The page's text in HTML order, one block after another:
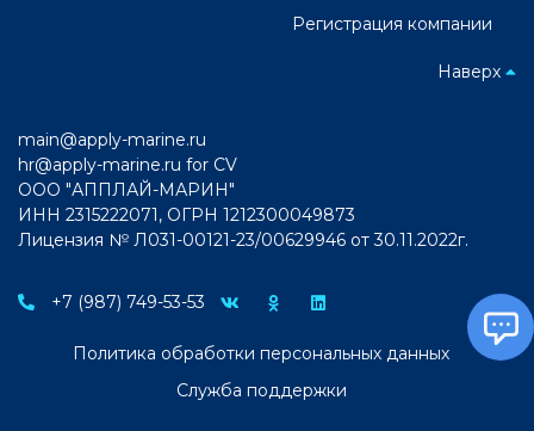
Регистрация компании
Наверх
main@apply-marine.ru
hr@apply-marine.ru for CV
ООО "АППЛАЙ-МАРИН"
ИНН 2315222071, ОГРН 1212300049873
Лицензия № Л031-00121-23/00629946 от 30.11.2022г.
+7 (987) 749-53-53
Политика обработки персональных данных
Служба поддержки